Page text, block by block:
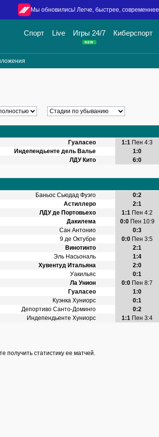
Мы обновились! Легче, быстрее, современнее
Спорт Live Игры 24/7
NEW
Киберспорт
Гуаласео 1:1 Пен 4:3
Индепендьенте дель Валье 1:0
ЛДУ Кито 6:0
Баньос Сьюдад Фуэго 0:2
Астиллеро 2:1
ЛДУ де Портовьехо 1:1 Пен 4:2
Дакилема 0:0Пен 10:9
Сан Антонио 0:3
9 де Октубре 0:0 Пен 3:5
Винотинто 2:1
Эль Насьональ 1:4
Хувентуд Итальяна 2:0
Уакильяс 0:1
Ла Унион 0:0 Пен 8:7
Гуаласео 1:0
Куэнка Хуниорс 0:1
Депортиво Санто-Доминго 0:2
Индепендьенте Хуниорс 1:1 Пен 3:4
получить статистику ее матчей.